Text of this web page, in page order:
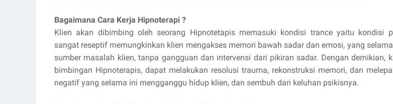
Bagaimana Cara Kerja Hipnoterapi ?
Klien akan dibimbing oleh seorang Hipnotetapis memasuki kondisi trance yaitu kondisi
sangat reseptif memungkinkan klien mengakses memori bawah sadar dan emosi, yang
sumber masalah klien, tanpa gangguan dan intervensi dari pikiran sadar. Dengan demikian,
bimbingan Hipnoterapis, dapat melakukan resolusi trauma, rekonstruksi memori, dan
negatif yang selama ini mengganggu hidup klien, dan sembuh dari keluhan psikisnya.